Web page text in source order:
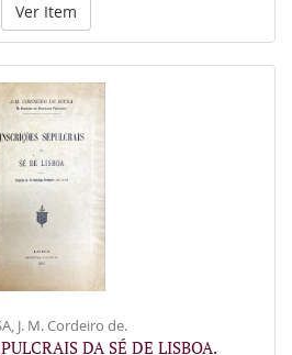
Ver Item
J. M. Cordeiro de.
DA SÉ DE LISBOA.